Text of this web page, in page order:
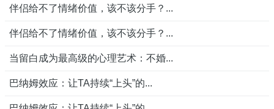
伴侣给不了情绪价值，该不该分手？...
伴侣给不了情绪价值，该不该分手？...
当留白成为最高级的心理艺术：不婚...
巴纳姆效应：让TA持续“上头”的...